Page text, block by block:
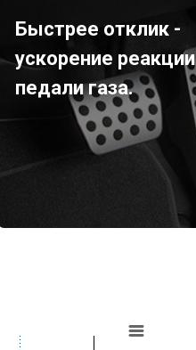
Быстрее отклик -
ускорение реакции
педали газа.